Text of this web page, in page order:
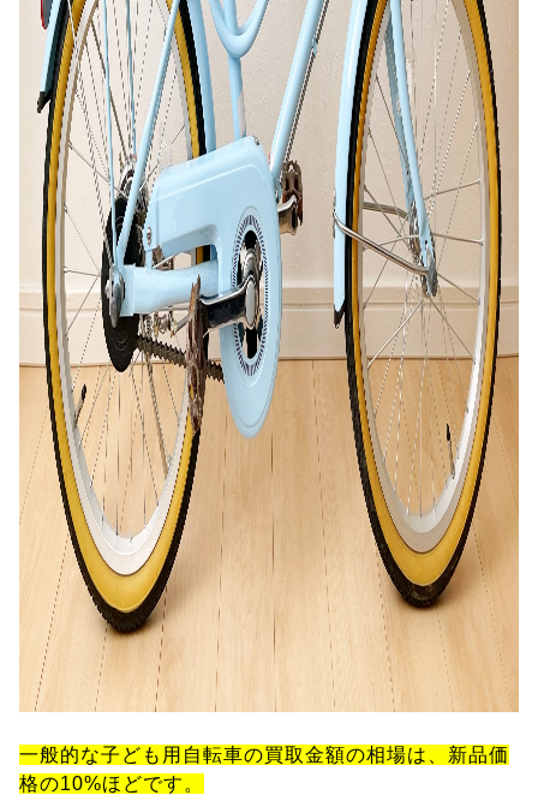
一般的な子ども用自転車の買取金額の相場は、新品価
格の10%ほどです。